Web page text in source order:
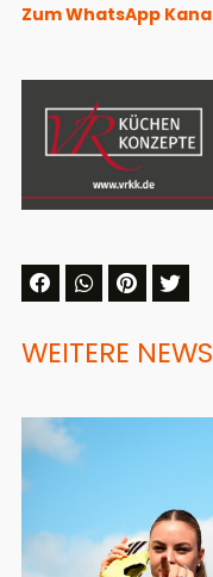
Zum WhatsApp
WEITERE